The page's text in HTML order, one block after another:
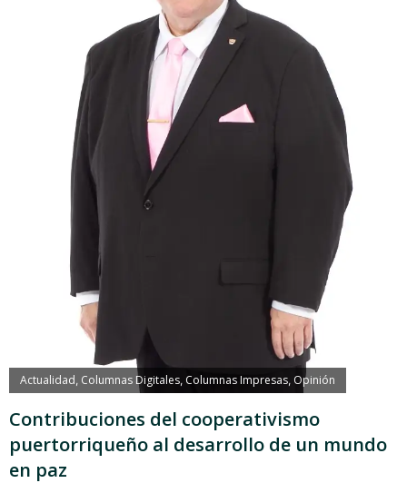
Actualidad Columnas Digitales, Columnas Impresas, Opinión
Contribuciones del cooperativismo
puertorriqueño al desarrollo de un mundo
en paz